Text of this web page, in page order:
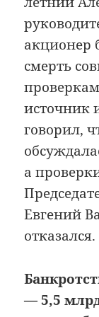
акционер
смерть
источник
говорил,
а
Евгений
отказался.
— 5,5